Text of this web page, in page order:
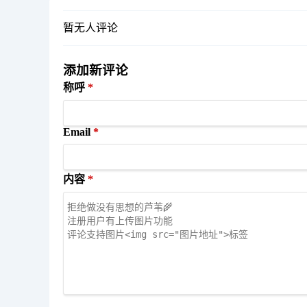
暂无人评论
添加新评论
称呼
Email
内容